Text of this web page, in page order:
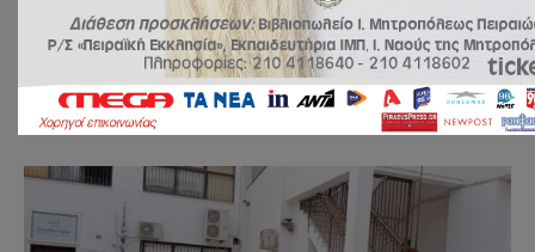
ΔΙΑΒΑΣΤΕ ΠΕΡΙΣΣΟΤΕΡΑ